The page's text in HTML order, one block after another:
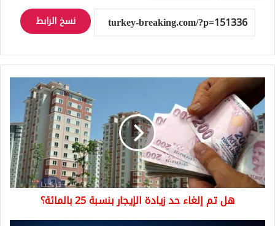
نسخ الرابط
هل
تم
إلغاء
حد
زيادة
الإيجار
بنسبة
25
بالمائة؟
هل تم إلغاء حد زيادة الإيجار بنسبة 25 بالمائة؟